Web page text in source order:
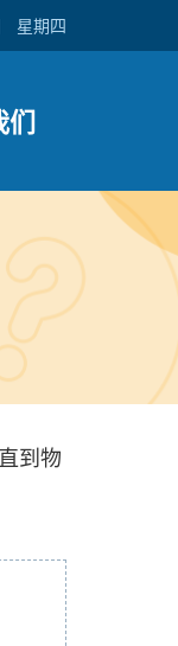
星期四
到物